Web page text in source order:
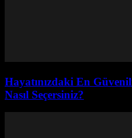
Hayatınızdaki En
Nasıl Seçersiniz?